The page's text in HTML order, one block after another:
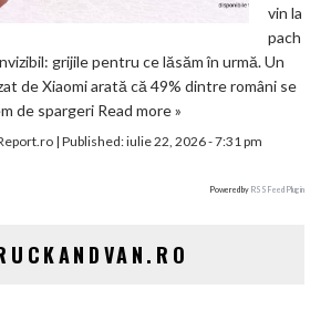
vin la
pach
grijile pentru ce lăsăm în urmă. Un
de Xiaomi arată că 49% dintre români se
de spargeri Read more »
| Published:iulie 22, 2026 - 7:31 pm
Powered by RSS Feed Plugin